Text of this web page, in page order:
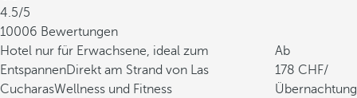
4.5/5
10006 Bewertungen
Hotel nur für Erwachsene, ideal zum
EntspannenDirekt am Strand von Las
CucharasWellness und Fitness
Ab
178
/
Übernachtung